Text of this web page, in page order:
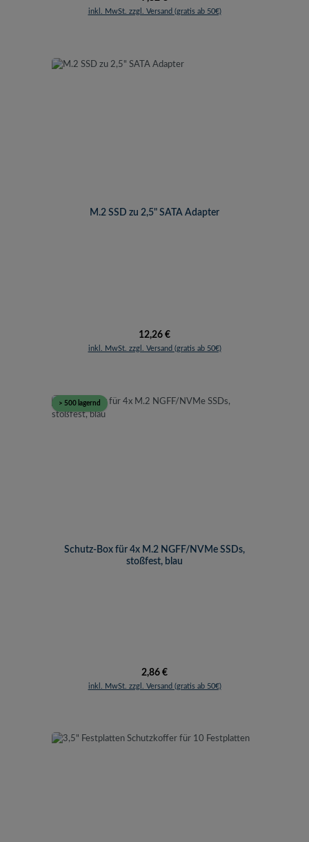
inkl. MwSt. zzgl. Versand (gratis ab 50€)
M.2 SSD zu 2,5" SATA Adapter
Regulärer Preis:
12,26 €
inkl. MwSt. zzgl. Versand (gratis ab 50€)
> 500 lagernd
Schutz-Box für 4x M.2 NGFF/NVMe SSDs,
stoßfest, blau
Regulärer Preis:
2,86 €
inkl. MwSt. zzgl. Versand (gratis ab 50€)